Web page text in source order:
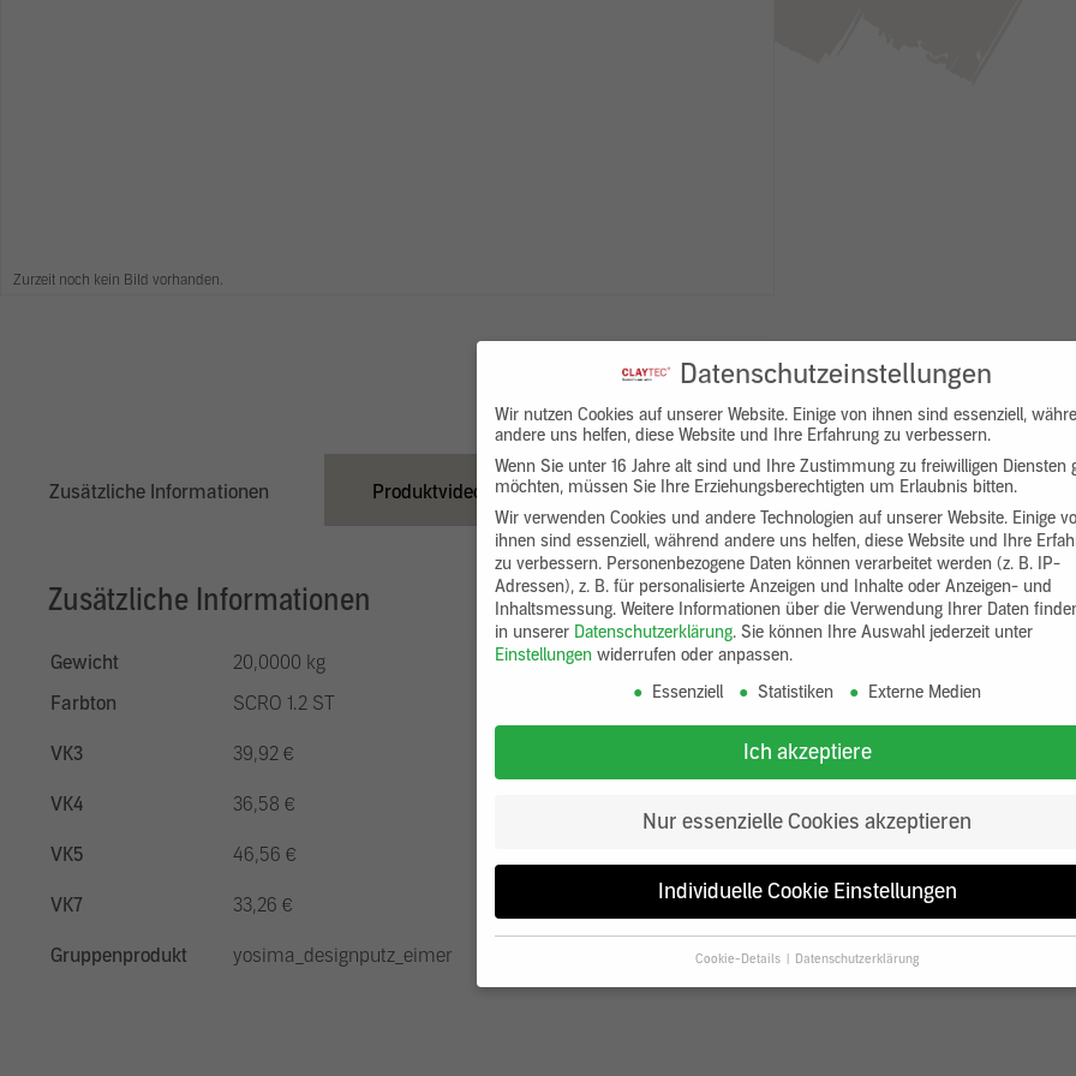
Zurzeit noch kein Bild vorhanden.
Zusätzliche Informationen Produktvideo Downloads Produktbeschreibung
Zusätzliche Informationen
Gewicht
20,0000 kg
Farbton
SCRO 1.2 ST
VK3 39,92 €
VK4 36,58 €
VK5 46,56 €
VK7 33,26 €
Gruppenprodukt yosima_designputz_eimer
Datenschutzeinstellungen
Wir nutzen Cookies auf unserer Website. Einige von ihnen sind essenziell,
andere uns helfen, diese Website und Ihre Erfahrung zu verbessern.
Wenn Sie unter 16 Jahre alt sind und Ihre Zustimmung zu freiwilligen Diensten
möchten, müssen Sie Ihre Erziehungsberechtigten um Erlaubnis bitten.
Wir verwenden Cookies und andere Technologien auf unserer Website. Einige
ihnen sind essenziell, während andere uns helfen, diese Website und Ihre
zu verbessern. Personenbezogene Daten können verarbeitet werden (z. B. IP-
Adressen), z. B. für personalisierte Anzeigen und Inhalte oder Anzeigen- und
Inhaltsmessung. Weitere Informationen über die Verwendung Ihrer Daten
in unserer Datenschutzerklärung. Sie können Ihre Auswahl jederzeit unter
Einstellungen widerrufen oder anpassen.
Essenziell
Statistiken Externe Medien
Ich akzeptiere
Nur essenzielle Cookies akzeptieren
Individuelle Cookie Einstellungen
Cookie-Details Datenschutzerklärung
Datenschutzeinstellungen